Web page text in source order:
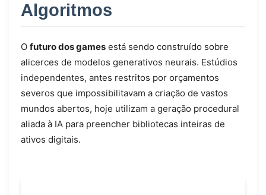
Algoritmos
O futuro dos games está sendo construído sobre
alicerces de modelos generativos neurais. Estúdios
independentes, antes restritos por orçamentos
severos que impossibilitavam a criação de vastos
mundos abertos, hoje utilizam a geração procedural
aliada à IA para preencher bibliotecas inteiras de
ativos digitais.